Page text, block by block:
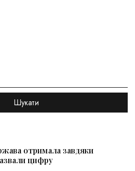
отримала завдяки
цифру